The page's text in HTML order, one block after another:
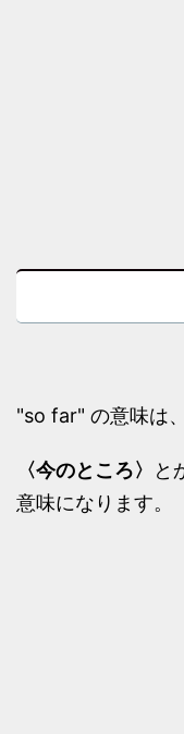
"so far" の意味は、
〈今のところ〉 と
意味になります。